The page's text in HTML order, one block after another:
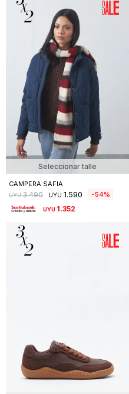
Seleccionar talle
CAMPERA SAFIA
UYU 3.490 UYU 1.590 54
UYU 1.352